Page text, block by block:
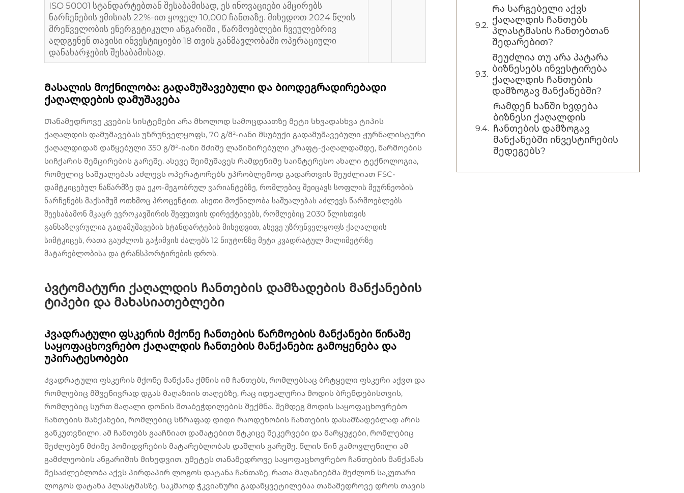
ISO 50001 სტანდარტებთან შესაბამისად, ეს ინოვაციები ამცირებს
ნარჩენების ემისიას 22%-ით ყოველ 10,000 ჩანთაზე. მიხედოთ 2024 წლის
მრეწველობის ენერგეტიკული ანგარიში , წარმოებლები ჩვეულებრივ
აღდგენენ თავისი ინვესტიციები 18 თვის განმავლობაში ოპერაციული
დანახარჯების შესაბამისად.
Მასალის მოქნილობა: გადამუშავებული და ბიოდეგრადირებადი
ქაღალდების დამუშავება
Თანამედროვე კვების სისტემები არა მხოლოდ სამოცდაათზე მეტი სხვადასხვა ტიპის
ქაღალდის დამუშავებას უზრუნველყოფს, 70 გ/მ²-იანი მსუბუქი გადამუშავებული ჟურნალისტური
ქაღალდიდან დაწყებული 350 გ/მ²-იანი მძიმე ლამინირებული კრაფტ-ქაღალდამდე, წარმოების
სიჩქარის შემცირების გარეშე. ასევე შეიმუშავეს რამდენიმე საინტერესო ახალი ტექნოლოგია,
რომელიც საშუალებას აძლევს ოპერატორებს უპრობლემოდ გადართვის შეუძლიათ FSC-
დამტკიცებულ ნაწარმზე და ეკო-მეგობრულ ვარიანტებზე, რომლებიც შეიცავს სოფლის მეურნეობის
ნარჩენებს მაქსიმუმ ოთხმოც პროცენტით. ასეთი მოქნილობა საშუალებას აძლევს წარმოებლებს
შეესაბამონ მკაცრ ევროკავშირის შეფუთვის დირექტივებს, რომლებიც 2030 წლისთვის
განსაზღვრულია გადამუშავების სტანდარტების მიხედვით, ასევე უზრუნველყოფს ქაღალდის
სიმტკიცეს, რათა გაუძლოს გაჭიმვის ძალებს 12 ნიუტონზე მეტი კვადრატულ მილიმეტრზე
მატარებლობისა და ტრანსპორტირების დროს.
Ავტომატური ქაღალდის ჩანთების დამზადების მანქანების
ტიპები და მახასიათებლები
Კვადრატული ფსკერის მქონე ჩანთების წარმოების მანქანები წინაშე
საყოფაცხოვრებო ქაღალდის ჩანთების მანქანები: გამოყენება და
უპირატესობები
Კვადრატული ფსკერის მქონე მანქანა ქმნის იმ ჩანთებს, რომლებსაც ბრტყელი ფსკერი აქვთ და
რომლებიც მშვენივრად დგას მაღაზიის თაღებზე, რაც იდეალურია მოდის ბრენდებისთვის,
რომლებიც სურთ მაღალი დონის შთაბეჭდილების შექმნა. შემდეგ მოდის საყოფაცხოვრებო
ჩანთების მანქანები, რომლებიც სწრაფად დიდი რაოდენობის ჩანთების დასამზადებლად არის
განკუთვნილი. ამ ჩანთებს გააჩნიათ დამატებით მტკიცე შეკერვები და მარყუჟები, რომლებიც
შეძლებენ მძიმე პომიდვრების მატარებლობას დაშლის გარეშე. წლის წინ გამოვლენილი ამ
გამძლეობის ანგარიშის მიხედვით, უმეტეს თანამედროვე საყოფაცხოვრებო ჩანთების მანქანას
შესაძლებლობა აქვს პირდაპირ ლოგოს დატანა ჩანთაზე, რათა მაღაზიებმა შეძლონ საკუთარი
ლოგოს დატანა პლასტმასზე. საკმაოდ ჭკვიანური გადაწყვეტილებაა თანამედროვე დროს თავის
Რა სარგებელი აქვს
ქაღალდის ჩანთებს
პლასტმასის ჩანთებთან
შედარებით?
Შეუძლია თუ არა პატარა
ბიზნესებს ინვესტირება
ქაღალდის ჩანთების
დამზოგავ მანქანებში?
Რამდენ ხანში ხვდება
ბიზნესი ქაღალდის
ჩანთების დამზოგავ
მანქანებში ინვესტირების
შედეგებს?